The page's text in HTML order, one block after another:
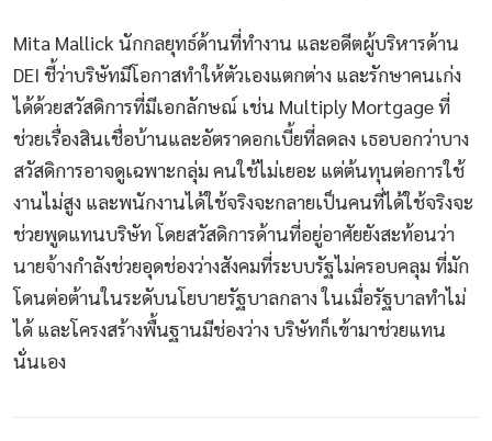
Mita Mallick นักกลยุทธ์ด้านที่ทำงาน และอดีตผู้บริหารด้าน
DEI ชี้ว่าบริษัทมีโอกาสทำให้ตัวเองแตกต่าง และรักษาคนเก่ง
ได้ด้วยสวัสดิการที่มีเอกลักษณ์ เช่น Multiply Mortgage ที่
ช่วยเรื่องสินเชื่อบ้านและอัตราดอกเบี้ยที่ลดลง เธอบอกว่าบาง
สวัสดิการอาจดูเฉพาะกลุ่ม คนใช้ไม่เยอะ แต่ต้นทุนต่อการใช้
งานไม่สูง และพนักงานได้ใช้จริงจะกลายเป็นคนที่ได้ใช้จริงจะ
ช่วยพูดแทนบริษัท โดยสวัสดิการด้านที่อยู่อาศัยยังสะท้อนว่า
นายจ้างกำลังช่วยอุดช่องว่างสังคมที่ระบบรัฐไม่ครอบคลุม ที่มัก
โดนต่อต้านในระดับนโยบายรัฐบาลกลาง ในเมื่อรัฐบาลทำไม่
ได้ และโครงสร้างพื้นฐานมีช่องว่าง บริษัทก็เข้ามาช่วยแทน
นั่นเอง